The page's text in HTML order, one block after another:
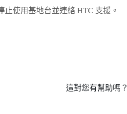
使用基地台並連絡 HTC 支援。
這對您有幫助嗎？